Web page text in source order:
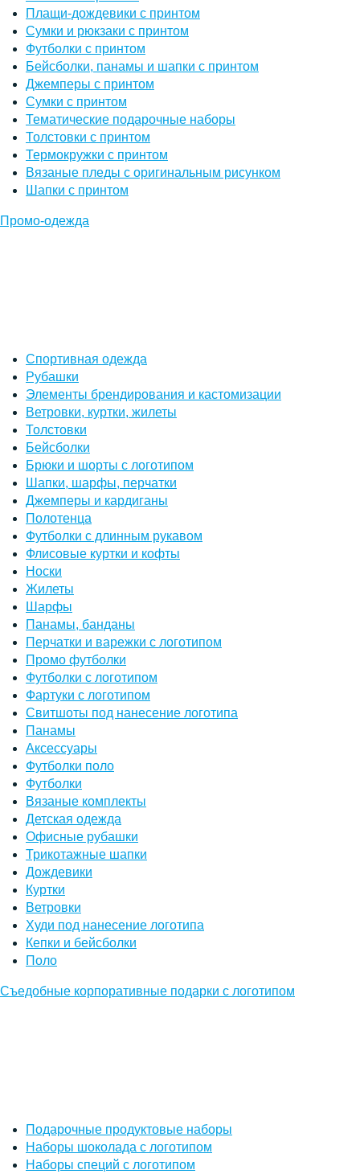
Плащи-дождевики с принтом
Сумки и рюкзаки с принтом
Футболки с принтом
Бейсболки, панамы и шапки с принтом
Джемперы с принтом
Сумки с принтом
Тематические подарочные наборы
Толстовки с принтом
Термокружки с принтом
Вязаные пледы с оригинальным рисунком
Шапки с принтом
Промо-одежда
Спортивная одежда
Рубашки
Элементы брендирования и кастомизации
Ветровки, куртки, жилеты
Толстовки
Бейсболки
Брюки и шорты с логотипом
Шапки, шарфы, перчатки
Джемперы и кардиганы
Полотенца
Футболки с длинным рукавом
Флисовые куртки и кофты
Носки
Жилеты
Шарфы
Панамы, банданы
Перчатки и варежки с логотипом
Промо футболки
Футболки с логотипом
Фартуки с логотипом
Свитшоты под нанесение логотипа
Панамы
Аксессуары
Футболки поло
Футболки
Вязаные комплекты
Детская одежда
Офисные рубашки
Трикотажные шапки
Дождевики
Куртки
Ветровки
Худи под нанесение логотипа
Кепки и бейсболки
Поло
Съедобные корпоративные подарки с логотипом
Подарочные продуктовые наборы
Наборы шоколада с логотипом
Наборы специй с логотипом